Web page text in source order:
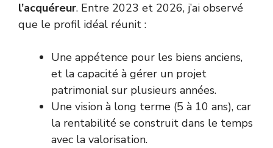
l’acquéreur. Entre 2023 et 2026, j’ai observé
que le profil idéal réunit :
Une appétence pour les biens anciens,
et la capacité à gérer un projet
patrimonial sur plusieurs années.
Une vision à long terme (5 à 10 ans), car
la rentabilité se construit dans le temps
avec la valorisation.